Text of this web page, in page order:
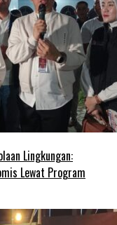
Lingkungan:
Lewat Program